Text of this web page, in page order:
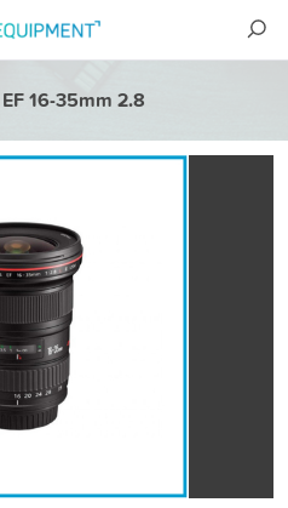
16-35mm 2.8